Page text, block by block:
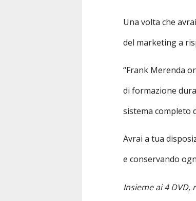
Una volta che
del marketing a
“Frank Merenda
di formazione
sistema completo
Avrai a tua
e conservando
Insieme ai 4